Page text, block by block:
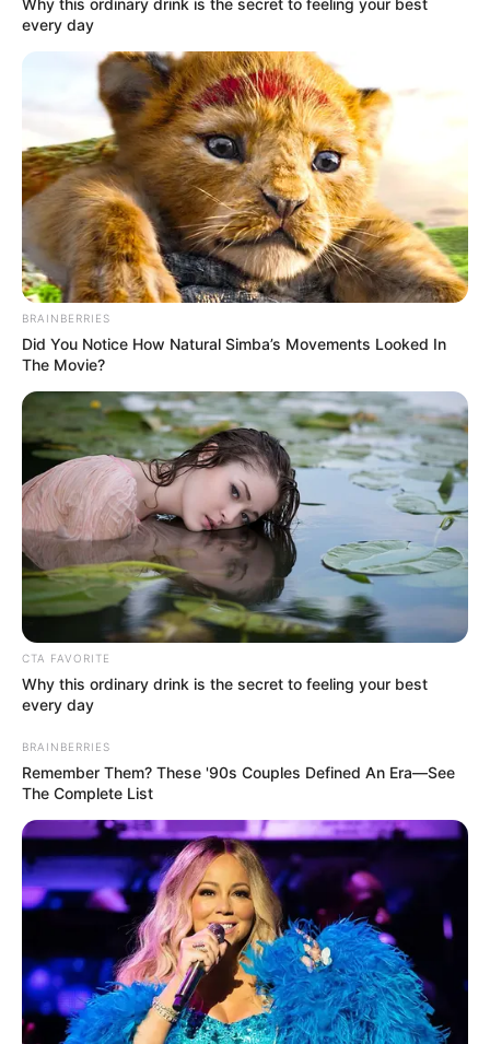
Mais de 95kg de maconha são apreendidos pela
Polícia Rodoviária
Aposentados assisenses são vítimas de golpe
aplicado por telefone.
Inicia dia 05 o Rodeio Show de Rancharia, confira os
shows.
Why this ordinary drink is the secret to feeling your best
every day
BRAINBERRIES
Did You Notice How Natural Simba’s Movements Looked In
The Movie?
CTA FAVORITE
Why this ordinary drink is the secret to feeling your best
every day
BRAINBERRIES
Remember Them? These '90s Couples Defined An Era—See
The Complete List